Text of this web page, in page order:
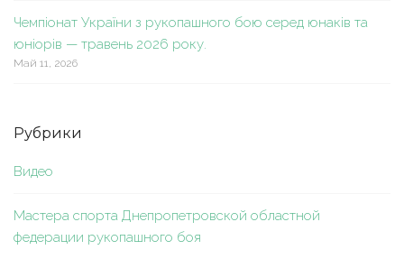
Чемпіонат України з рукопашного бою серед юнаків та
юніорів — травень 2026 року.
Май 11, 2026
Рубрики
Видео
Мастера спорта Днепропетровской областной
федерации рукопашного боя